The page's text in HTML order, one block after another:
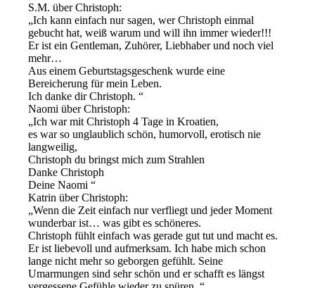
S.M. über Christoph:
Ich kann einfach nur sagen, wer Christoph einmal
gebucht hat, weiß warum und will ihn immer wieder!!!
Er ist ein Gentleman, Zuhörer, Liebhaber und noch viel
mehr…
Aus einem Geburtstagsgeschenk wurde eine
Bereicherung für mein Leben.
Ich danke dir Christoph.
Naomi über Christoph:
Ich war mit Christoph 4 Tage in Kroatien,
es war so unglaublich schön, humorvoll, erotisch nie
langweilig,
Christoph du bringst mich zum Strahlen
Danke Christoph
Deine Naomi
Katrin über Christoph:
Wenn die Zeit einfach nur verfliegt und jeder Moment
wunderbar ist… was gibt es schöneres.
Christoph fühlt einfach was gerade gut tut und macht es.
Er ist liebevoll und aufmerksam. Ich habe mich schon
lange nicht mehr so geborgen gefühlt. Seine
Umarmungen sind sehr schön und er schafft es längst